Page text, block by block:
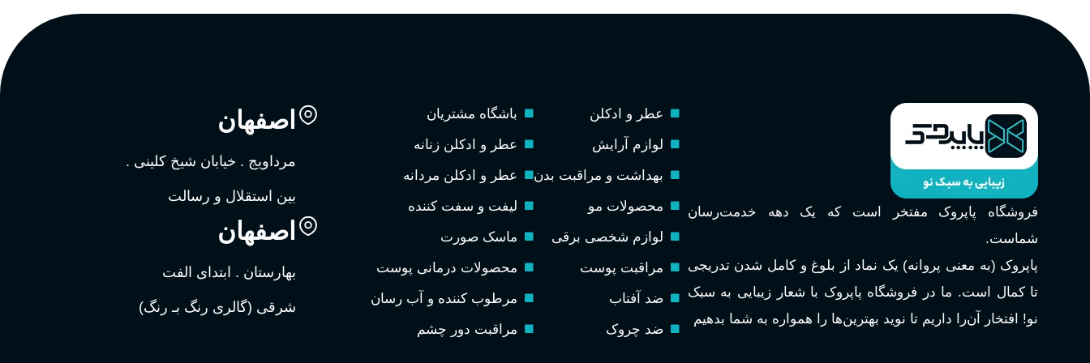
فروشگاه پاپروک مفتخر است که یک دهه خدمت‌رسان
شماست.
پاپروک (به معنی پروانه) یک نماد از بلوغ و کامل شدن تدریجی
تا کمال است. ما در فروشگاه پاپروک با شعار زیبایی به سبک
نو! افتخار آن‌را داریم تا نوید بهترین‌ها را همواره به شما بدهیم
عطر و ادکلن
لوازم آرایش
بهداشت و مراقبت بدن
محصولات مو
لوازم شخصی برقی
مراقبت پوست
ضد آفتاب
ضد چروک
باشگاه مشتریان
عطر و ادکلن زنانه
عطر و ادکلن مردانه
لیفت و سفت کننده
ماسک صورت
محصولات درمانی پوست
مرطوب کننده و آب رسان
مراقبت دور چشم
اصفهان
مرداویج . خیابان شیخ کلینی .
بین استقلال و رسالت
اصفهان
بهارستان . ابتدای الفت
شرقی (گالری رنگ بـ رنگ)